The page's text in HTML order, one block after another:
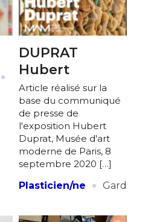
·
DUPRAT
Hubert
Article réalisé sur la
base du communiqué
de presse de
l'exposition Hubert
Duprat, Musée d'art
moderne de Paris, 8
septembre 2020 […]
Plasticien/ne
· Gard